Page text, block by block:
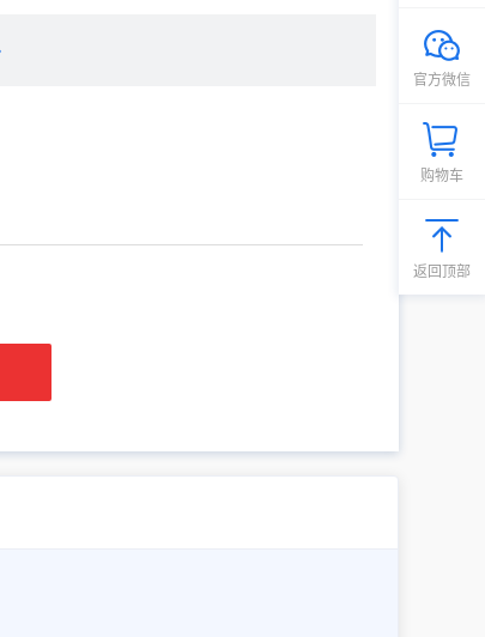
官方微信
购物车
返回顶部